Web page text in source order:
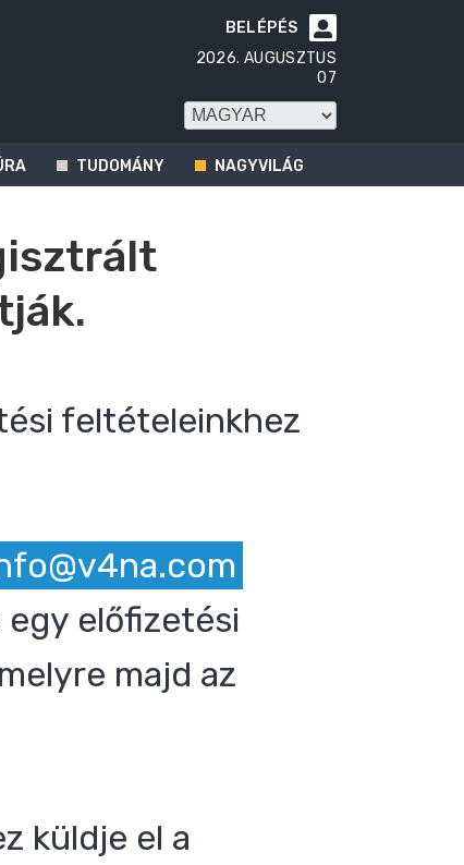

BELÉPÉS
2026. AUGUSZTUS
07
TUDOMÁNY NAGYVILÁG
feltételeinkhez
előfizetési
majd az
küldje el a